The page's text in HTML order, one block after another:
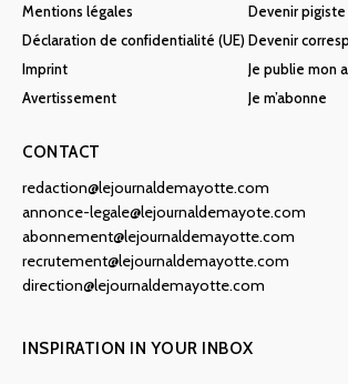
Mentions légales
Déclaration de confidentialité (UE)
Imprint
Avertissement
Devenir pigiste
Devenir
Je publie mon
Je m’abonne
CONTACT
redaction@lejournaldemayotte.com
annonce-legale@lejournaldemayote.com
abonnement@lejournaldemayotte.com
recrutement@lejournaldemayotte.com
direction@lejournaldemayotte.com
INSPIRATION IN YOUR INBOX